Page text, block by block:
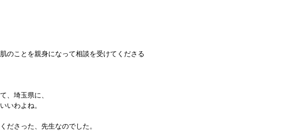
のことを親身になって相談を受けてくださる
、埼玉県に、
いわよね。
ださった、先生なのでした。